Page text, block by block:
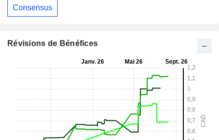
Consensus
Révisions de Bénéfices